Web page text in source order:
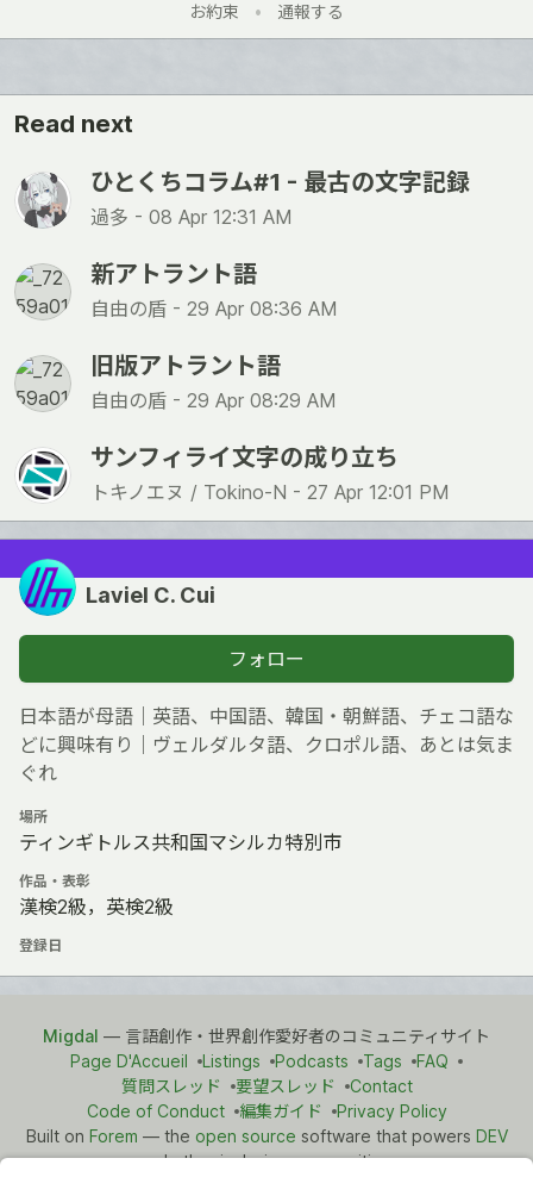
お約束 • 通報する
Read next
ひとくちコラム#1 - 最古の文字記録
過多 - 08 Apr 12:31 AM
新アトラント語
自由の盾 - 29 Apr 08:36 AM
旧版アトラント語
自由の盾 - 29 Apr 08:29 AM
サンフィライ文字の成り立ち
トキノエヌ / Tokino-N - 27 Apr 12:01 PM
Laviel C. Cui
フォロー
日本語が母語｜英語、中国語、韓国・朝鮮語、チェコ語な
どに興味有り｜ヴェルダルタ語、クロポル語、あとは気ま
ぐれ
場所
ティンギトルス共和国マシルカ特別市
作品・表彰
漢検2級，英検2級
登録日
Migdal — 言語創作・世界創作愛好者のコミュニティサイト
Page D'Accueil
Listings Podcasts Tags
FAQ
質問スレッド
要望スレッド
Contact
Code of Conduct
編集ガイド
Privacy Policy
Built on Forem — the open source software that powers DEV
and other inclusive communities.